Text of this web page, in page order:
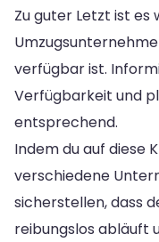
Zu guter Letzt ist es
verfügbar ist.
Verfügbarkeit und
entsprechend.
Indem du auf diese
verschiedene
sicherstellen, dass
reibungslos abläuft